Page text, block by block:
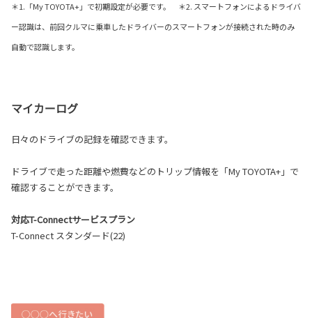
＊1.「My TOYOTA+」で初期設定が必要です。 ＊2. スマートフォンによるドライバ
ー認識は、前回クルマに乗車したドライバーのスマートフォンが接続された時のみ
自動で認識します。
マイカーログ
日々のドライブの記録を確認できます。
ドライブで走った距離や燃費などのトリップ情報を「My TOYOTA+」で
確認することができます。
対応T-Connectサービスプラン
T-Connect スタンダード(22)